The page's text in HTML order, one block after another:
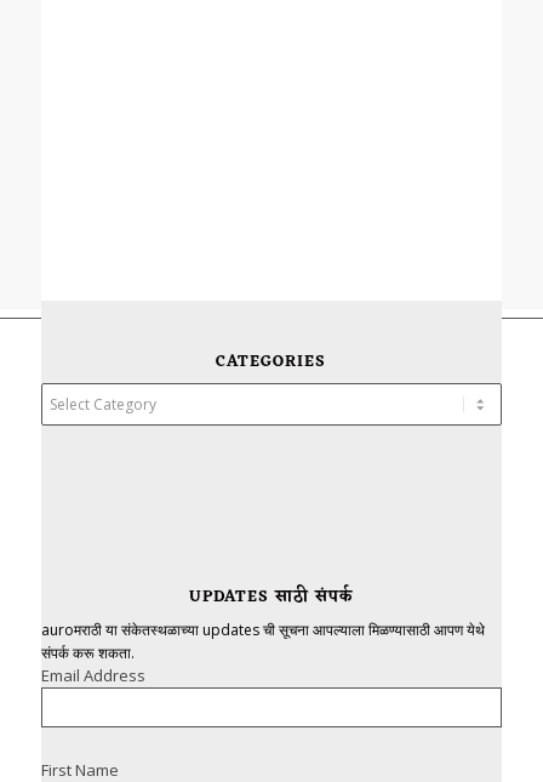
CATEGORIES
Categories
UPDATES साठी संपर्क
auroमराठी या संकेतस्थळाच्या updates ची सूचना आपल्याला मिळण्यासाठी आपण येथे
संपर्क करू शकता.
Email Address
First Name